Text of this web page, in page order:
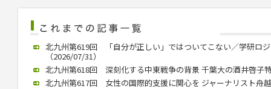
北九州第619回 「自分が正しい」ではついてこない／学研ロ
（2026/07/31）
北九州第618回 深刻化する中東戦争の背景 千葉大の酒井啓子
北九州第617回 女性の国際的支援に関心を ジャーナリスト舟